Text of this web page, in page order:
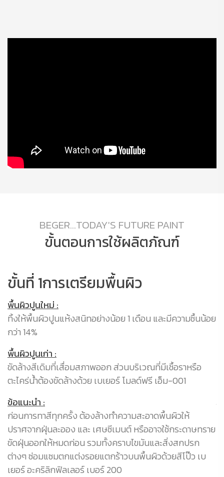
BEGER...TODAY'S FUTURE PAINT
ขั้นตอนการใช้ผลิตภัณฑ์
ขั้นที่ 1การเตรียมพื้นผิว
พื้นผิวปูนใหม่ :
ทิ้งให้พื้นผิวปูนแห้งสนิทอย่างน้อย 1 เดือน และมีความชื้นน้อย
กว่า 14%
พื้นผิวปูนเก่า :
ขัดล้างสีเดิมที่เสื่อมสภาพออก ส่วนบริเวณที่มีเชื้อราหรือ
ตะไคร่น้ำต้องขัดล้างด้วย เบเยอร์ โมลด์ฟรี เอ็ม-001
ข้อแนะนำ :
ก่อนการทาสีทุกครั้ง ต้องล้างทำความสะอาดพื้นผิวให้
ปราศจากฝุ่นละออง และ เศษซีเมนต์ หรืออาจใช้กระดาษทราย
ขัดฝุ่นออกให้หมดก่อน รวมทั้งคราบไขมันและสิ่งสกปรก
ต่างๆ ซ่อมแซมตกแต่งรอยแตกร้าวบนพื้นผิวด้วยสีโป๊ว เบ
เยอร์ อะคริลิกฟิลเลอร์ เบอร์ 200